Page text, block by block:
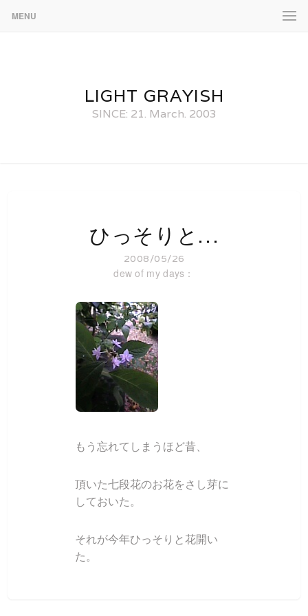
MENU
LIGHT GRAYISH
SINCE: 21. March. 2003
ひっそりと…
2008/05/26
dew of my days：
もう忘れてしまうほど昔、
頂いた七段花のお花をさし芽に
しておいた。
それが今年ひっそりと花開い
た。